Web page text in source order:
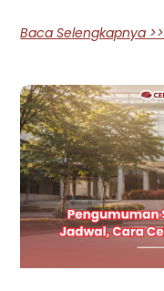
Baca Selengkapnya >>